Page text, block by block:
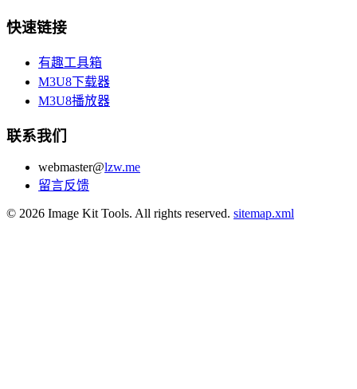
快速链接
有趣工具箱
M3U8下载器
M3U8播放器
联系我们
webmaster@lzw.me
留言反馈
© 2026 Image Kit Tools. All rights reserved. sitemap.xml